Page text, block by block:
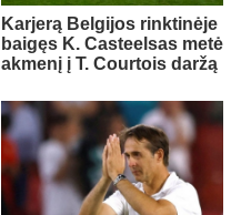
Karjerą Belgijos rinktinėje
baigęs K. Casteelsas metė
akmenį į T. Courtois daržą